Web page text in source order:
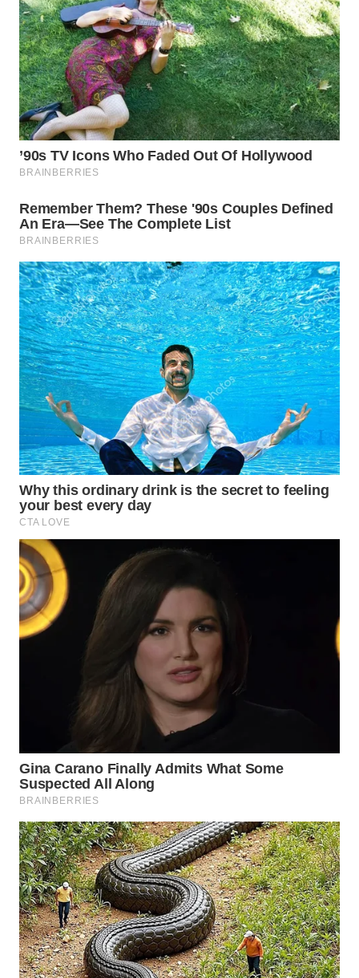
WN
PRIANGAN
TIMUR
WN
SEMARANG
WN
WN
BOROBUDUR
WN
MADURA
WN
SURABAYA
WN
NATUNA
WN
BINTAN
WN
MANDALIKA
WN
LIKUPANG
Wahana
Media
Group
WAHANA
NEWS
WAHANA
TANI
WAHANA
ADVOKAT